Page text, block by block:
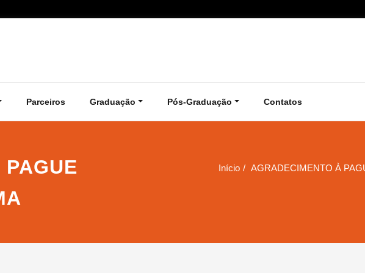
Parceiros Graduação Pós-Graduação Contatos
Início AGRADECIMENTO À